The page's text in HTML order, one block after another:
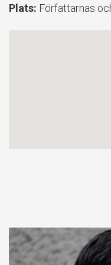
Plats: Författarnas